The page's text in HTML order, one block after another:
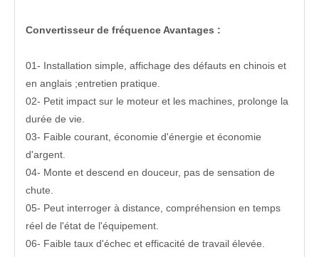
Convertisseur de fréquence Avantages :
01- Installation simple, affichage des défauts en chinois et
en anglais ;entretien pratique.
02- Petit impact sur le moteur et les machines, prolonge la
durée de vie.
03- Faible courant, économie d'énergie et économie
d'argent.
04- Monte et descend en douceur, pas de sensation de
chute.
05- Peut interroger à distance, compréhension en temps
réel de l'état de l'équipement.
06- Faible taux d'échec et efficacité de travail élevée.